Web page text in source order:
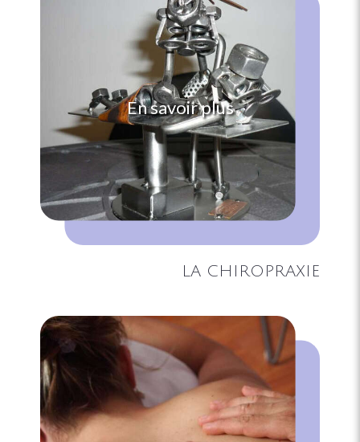
En savoir plus
LA CHIROPRAXIE